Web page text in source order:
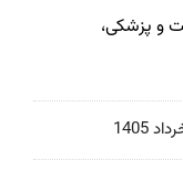
و پزشکی،